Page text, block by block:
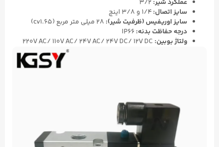
عملکرد شیر:
سایز اتصال:
سایز اوریفیس (ظرفیت شیر):
درجه حفاظت بدنه:
ولتاژ بوبین: